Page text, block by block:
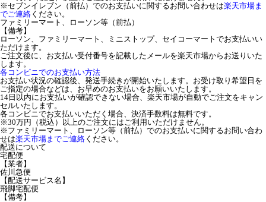
※セブンイレブン（前払）でのお支払いに関するお問い合わせは楽天市場ま
でご連絡 ください。
ファミリーマート、ローソン等（前払）
【備考】
ローソン、ファミリーマート、ミニストップ、セイコーマートでお支払いい
ただけます。
ご注文後に、お支払い受付番号を記載したメールを楽天市場からお送りいた
します。
各コンビニでのお支払い方法
お支払い状況の確認後、発送手続きが開始いたします。お受け取り希望日を
ご指定の場合などは、お早めのお支払いをお願いいたします。
14日以内にお支払いが確認できない場合、楽天市場が自動でご注文をキャン
セルいたします。
各コンビニでお支払いいただく場合、決済手数料は無料です。
※30万円（税込）以上のご注文にはご利用いただけません。
※ファミリーマート、ローソン等（前払）でのお支払いに関するお問い合わ
せは楽天市場までご連絡 ください。
配送について
宅配便
【業者】
佐川急便
【配送サービス名】
飛脚宅配便
【備考】